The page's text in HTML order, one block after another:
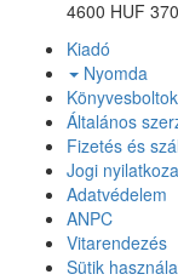
4600 HUF
Kiadó
Nyomda
Könyvesboltok
Általános
Fizetés és
Jogi
Adatvédelem
ANPC
Vitarendezés
Sütik